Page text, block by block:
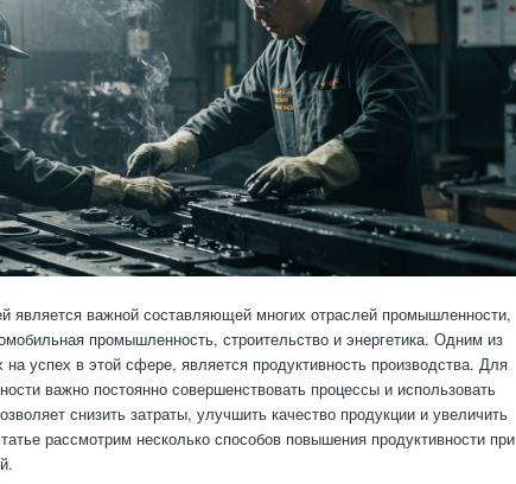
является важной составляющей многих отраслей промышленности,
промышленность, строительство и энергетика. Одним из
успех в этой сфере, является продуктивность производства. Для
важно постоянно совершенствовать процессы и использовать
снизить затраты, улучшить качество продукции и увеличить
рассмотрим несколько способов повышения продуктивности при